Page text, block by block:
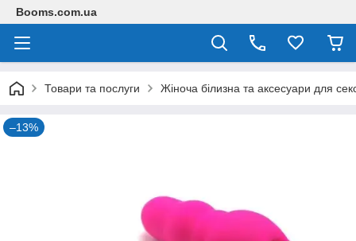
Booms.com.ua
Товари та послуги Жіноча білизна та аксесуари для
–13%